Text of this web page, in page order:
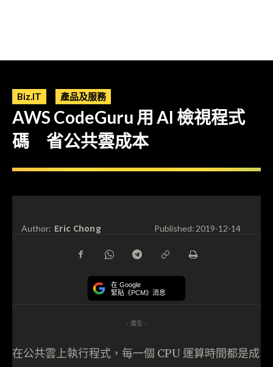
Biz.IT 產品及服務
AWS CodeGuru 用 AI 檢視程式
碼 省公共雲成本
Author: Eric Chong Published:2019-12-14
在 Google
緊貼《PCM》消息
- 廣告 -
在公共雲上執行程式，每一個 CPU 運算時間都是成